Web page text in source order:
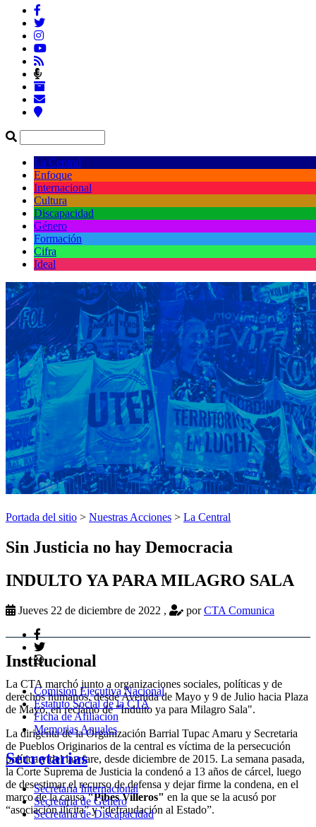
La Central
Enfoque
Internacional
Cultura
Discapacidad
Género
Formación
Cifra
Ideal
Portada del sitio > Nuestras Acciones > La Central
Sin Justicia no hay Democracia
INDULTO YA PARA MILAGRO SALA
Jueves 22 de diciembre de 2022 , porCTA Comunica
La CTA marchó junto a organizaciones sociales, políticas y de
derechos humanos, desde Avenida de Mayo y 9 de Julio hacia Plaza
de Mayo, en reclamo de "Indulto ya para Milagro Sala".
La dirigenta de la Organización Barrial Tupac Amaru y Secretaria
de Pueblos Originarios de la central es víctima de la persecución
política y del lawfare, desde diciembre de 2015. La semana pasada,
la Corte Suprema de Justicia la condenó a 13 años de cárcel, luego
de desestimar el recurso de defensa y dejar firme la condena, en el
marco de la causa"Pibes Villeros" en la que se la acusó por
“asociación ilícita” y “defraudación al Estado”.
Institucional
Comision Ejecutiva Nacional
Estatuto Social de la CTA
Ficha de Afiliacion
Memorias Anuales
Secretarias
Secretaria Internacional
Secretaria de Género
Secretaria de Discapacidad